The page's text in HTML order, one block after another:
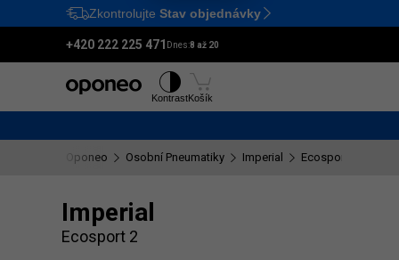
Ctrl M
Zkontrolujte Stav objednávky
+420 222 225 471 Dnes:8 až 20
KontrastKošík
Oponeo Osobní Pneumatiky Imperial Ecosport 2
Imperial
Ecosport 2